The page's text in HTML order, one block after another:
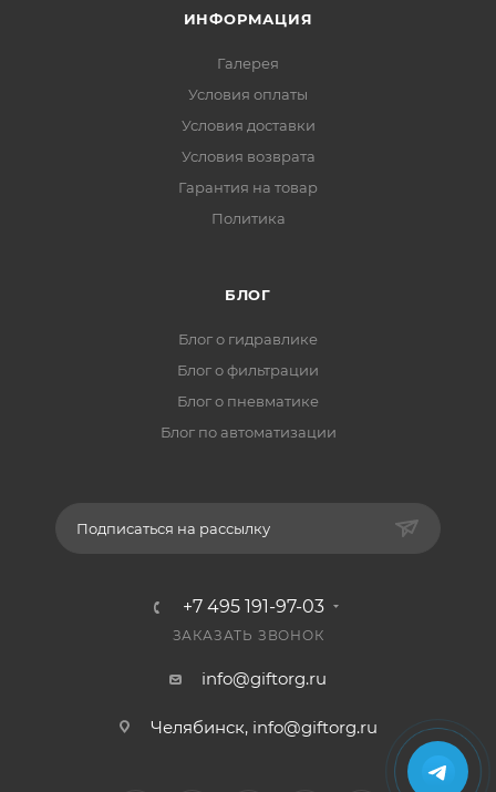
ИНФОРМАЦИЯ
Галерея
Условия оплаты
Условия доставки
Условия возврата
Гарантия на товар
Политика
БЛОГ
Блог о гидравлике
Блог о фильтрации
Блог о пневматике
Блог по автоматизации
Подписаться на рассылку
+7 495 191-97-03
ЗАКАЗАТЬ ЗВОНОК
info@giftorg.ru
Челябинск, info@giftorg.ru